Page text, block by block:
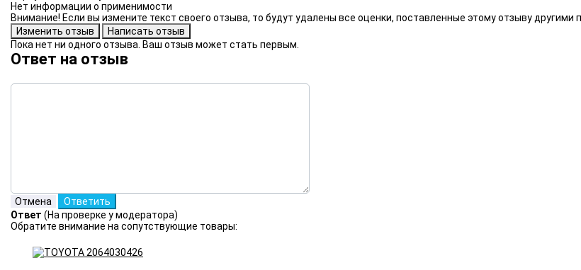
Нет информации о применимости
Внимание! Если вы измените текст своего отзыва, то будут удалены все оценки, поставленные этому отзыву
Пока нет ни одного отзыва. Ваш отзыв может стать первым.
Ответ на отзыв
Ответ (На проверке у модератора)
Обратите внимание на сопутствующие товары: